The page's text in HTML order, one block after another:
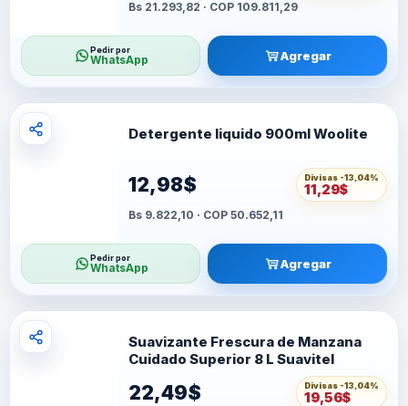
Bs 21.293,82 · COP 109.811,29
Pedir por
WhatsApp Agregar
Detergente liquido 900ml Woolite
12,98$ Divisas -13,04%
11,29$
Bs 9.822,10 · COP 50.652,11
Pedir por
WhatsApp Agregar
Suavizante Frescura de Manzana
Cuidado Superior 8 L Suavitel
22,49$ Divisas -13,04%
19,56$